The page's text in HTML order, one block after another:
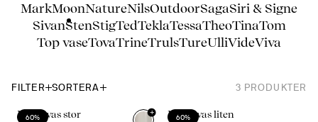
MarkMoonNatureNilsOutdoorSagaSiri & Signe
SivanStenStigTedTeklaTessaTheoTinaTom
Top vaseTovaTrineTrulsTureUlliVideViva
FILTER SORTERA 3 PRODUKTER
60%
Moon vas stor
+
60%
Moon vas liten